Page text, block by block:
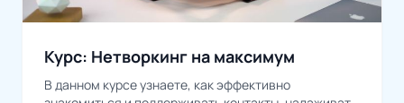
Курс: Нетворкинг на максимум
В данном курсе узнаете, как эффективно